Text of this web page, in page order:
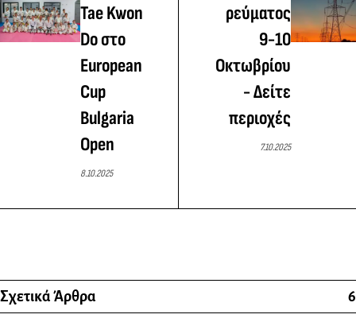
Tae Kwon
Do στο
European
Cup
Bulgaria
Open
8.10.2025
ρεύματος
9-10
Οκτωβρίου
- Δείτε
περιοχές
7.10.2025
Σχετικά Άρθρα 6